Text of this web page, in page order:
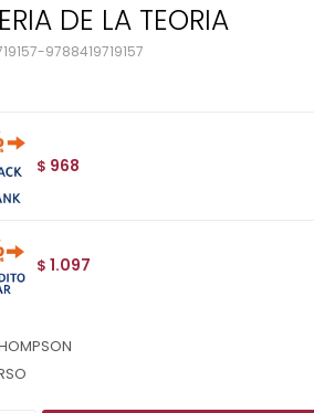
DE LA TEORIA
9788419719157
$ 968
$ 1.097